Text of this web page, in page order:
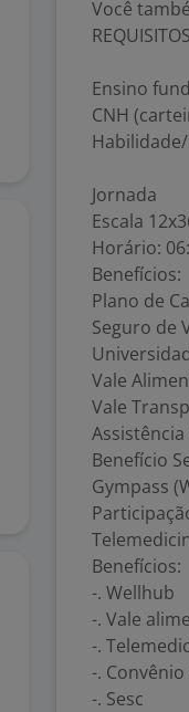
Você
Ensino
CNH
Jornada
Escala
Horário:
Benefícios:
Plano de
Seguro de
Vale
Vale
Benefício
Gympass
Benefícios:
-. Wellhub
-. Vale
-.
-.
-. Sesc